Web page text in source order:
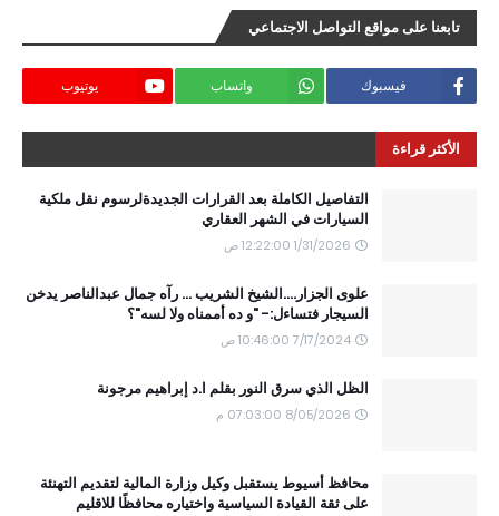
تابعنا على مواقع التواصل الاجتماعي
فيسبوك واتساب يوتيوب
الأكثر قراءة
التفاصيل الكاملة بعد القرارات الجديدةلرسوم نقل ملكية
السيارات في الشهر العقاري
1/31/2026 12:22:00 ص
علوى الجزار....الشيخ الشريب ... رآه جمال عبدالناصر يدخن
السيجار فتساءل:- "و ده أممناه ولا لسه"؟
7/17/2024 10:46:00 ص
الظل الذي سرق النور بقلم ا.د إبراهيم مرجونة
8/05/2026 07:03:00 م
محافظ أسيوط يستقبل وكيل وزارة المالية لتقديم التهنئة
على ثقة القيادة السياسية واختياره محافظًا للاقليم